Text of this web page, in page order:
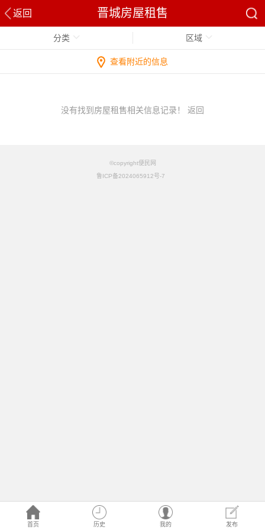
返回 晋城房屋租售
首页 历史 我的 发布
分类 区域
查看附近的信息
没有找到房屋租售相关信息记录！ 返回
©copyright便民网
鲁ICP备2024065912号-7